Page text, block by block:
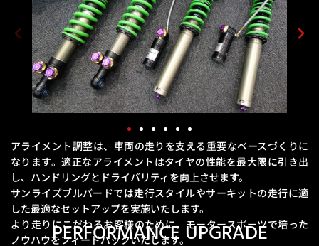
アライメント調整は、車両の走りを支える重要なベースづくりに
なります。適正なアライメントはタイヤの性能を最大限に引き出
し、ハンドリングとドライバリティを向上させます。
サンライズブルバードでは走行スタイルやサーキットの走行に適
した最適なセットアップを実施いたします。
より走りにこだわるお客様のために、モータースポーツで培った
ノウハウをフィードバックいたします。
PERFORMANCE UPGRADE